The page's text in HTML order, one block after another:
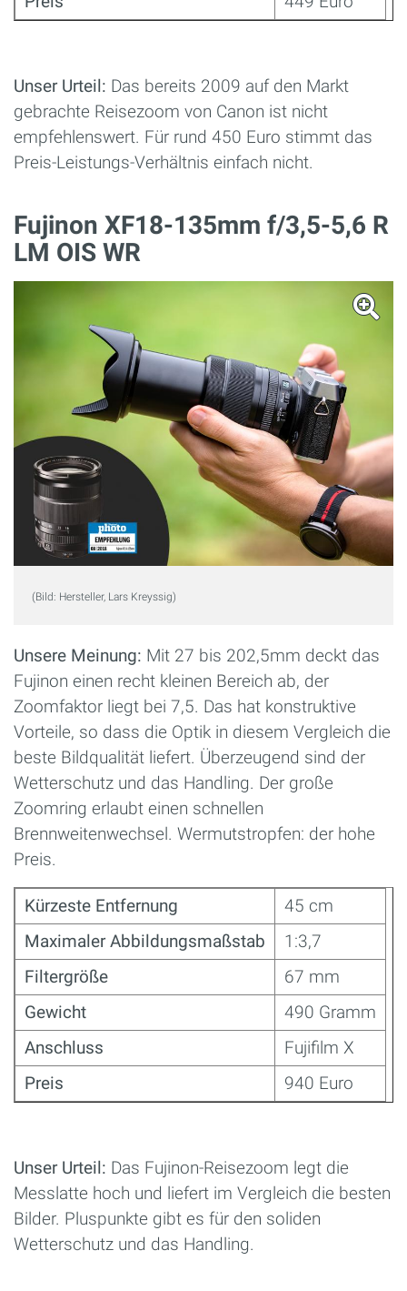
Unser Urteil: Das bereits 2009 auf den Markt
gebrachte Reisezoom von Canon ist nicht
empfehlenswert. Für rund 450 Euro stimmt das
Preis-Leistungs-Verhältnis einfach nicht.
Fujinon XF18-135mm f/3,5-5,6 R
LM OIS WR
(Bild: Hersteller, Lars Kreyssig)
Unsere Meinung: Mit 27 bis 202,5mm deckt das
Fujinon einen recht kleinen Bereich ab, der
Zoomfaktor liegt bei 7,5. Das hat konstruktive
Vorteile, so dass die Optik in diesem Vergleich die
beste Bildqualität liefert. Überzeugend sind der
Wetterschutz und das Handling. Der große
Zoomring erlaubt einen schnellen
Brennweitenwechsel. Wermutstropfen: der hohe
Preis.
Kürzeste Entfernung
45 cm
Maximaler Abbildungsmaßstab
1:3,7
Filtergröße
67 mm
Gewicht
490 Gramm
Anschluss
Fujifilm X
Preis
940 Euro
Unser Urteil: Das Fujinon-Reisezoom legt die
Messlatte hoch und liefert im Vergleich die besten
Bilder. Pluspunkte gibt es für den soliden
Wetterschutz und das Handling.